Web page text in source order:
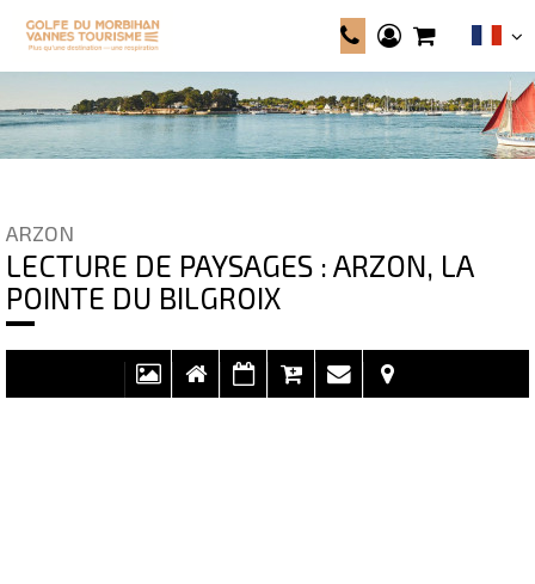
LECTURE DE PAYSAGES : ARZON, LA
POINTE DU BILGROIX
ARZON